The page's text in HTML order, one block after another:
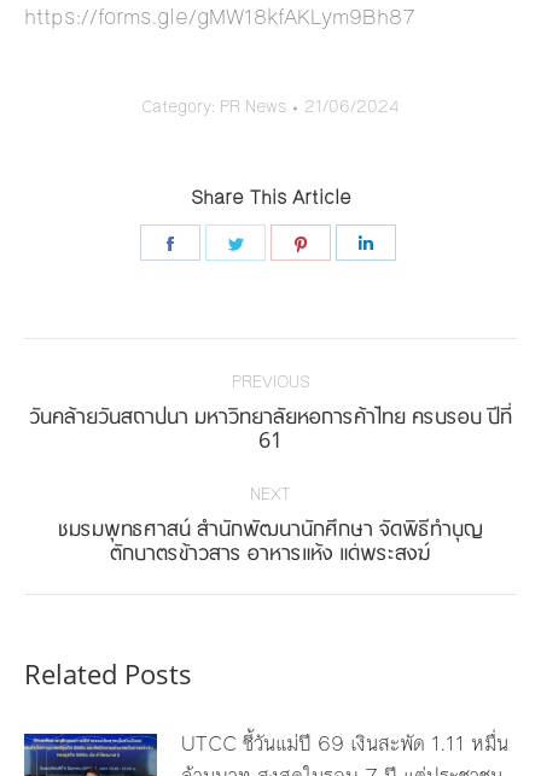
https://forms.gle/gMW18kfAKLym9Bh87
Category: PR News 21/06/2024
Share This Article
Share
Share
Share
PREVIOUS
Previous
post:
วันคล้ายวันสถาปนา มหาวิทยาลัยหอการค้าไทย ครบรอบ ปีที่
61
NEXT
Next
post:
ชมรมพุทธศาสน์ สำนักพัฒนานักศึกษา จัดพิธีทำบุญ
ตักบาตรข้าวสาร อาหารแห้ง แด่พระสงฆ์
Related Posts
UTCC ชี้วันแม่ปี 69 เงินสะพัด 1.11 หมื่น